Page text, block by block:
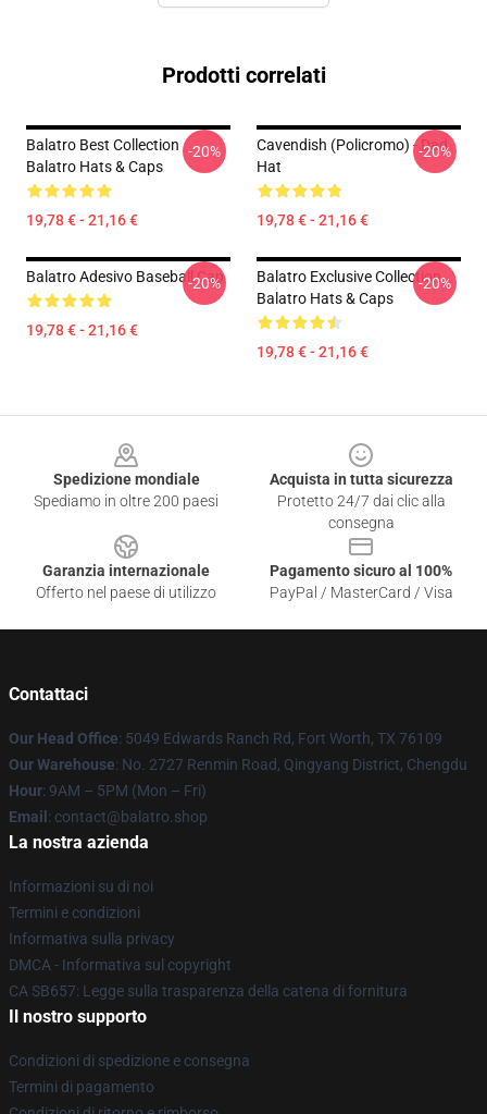
Prodotti correlati
Balatro Best Collection
Balatro Hats & Caps
19,78 € - 21,16 €
-20%
Cavendish (policromo) - Dad
Hat
19,78 € - 21,16 €
-20%
Balatro Adesivo Baseball Cap
19,78 € - 21,16 €
-20%
Balatro Exclusive Collection
Balatro Hats & Caps
19,78 € - 21,16 €
-20%
Spedizione mondiale
Spediamo in oltre 200 paesi
Acquista in tutta sicurezza
Protetto 24/7 dai clic alla
consegna
Garanzia internazionale
Offerto nel paese di utilizzo
Pagamento sicuro al 100%
PayPal / MasterCard / Visa
Contattaci
Our Head Office: 5049 Edwards Ranch Rd, Fort Worth, TX 76109
Our Warehouse: No. 2727 Renmin Road, Qingyang District, Chengdu
Hour: 9AM – 5PM (Mon – Fri)
Email : contact@balatro.shop
La nostra azienda
Informazioni su di noi
Termini e condizioni
Informativa sulla privacy
DMCA - Informativa sul copyright
CA SB657: Legge sulla trasparenza della catena di fornitura
Il nostro supporto
Condizioni di spedizione e consegna
Termini di pagamento